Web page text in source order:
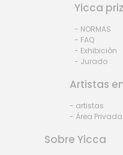
Yicca
- NORMAS
- FAQ
- Exhibiciòn
- Jurado
Artistas
- artistas
- Área Privada
Sobre Yicca